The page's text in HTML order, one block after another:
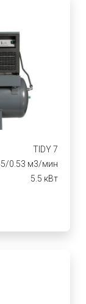
TIDY 7
0.53 м3/мин
5.5 кВт